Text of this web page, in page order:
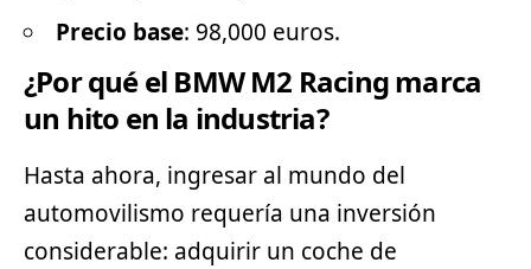
Precio base: 98,000 euros.
¿Por qué el BMW M2 Racing marca
un hito en la industria?
Hasta ahora, ingresar al mundo del
automovilismo requería una inversión
considerable: adquirir un coche de